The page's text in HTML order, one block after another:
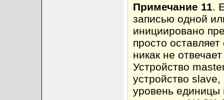
Примечание 11.
записью одной
инициировано
просто
никак не
Устройство
устройство slave,
уровень единицы